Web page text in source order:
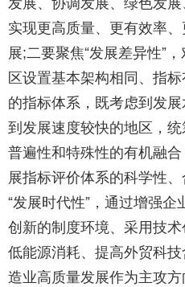
实现更高质量、更有效率
展;二要聚焦“发展差异性”
区设置基本架构相同、指
的指标体系，既考虑到发
到发展速度较快的地区，
普遍性和特殊性的有机融
展指标评价体系的科学性
“发展时代性”，通过增强
创新的制度环境、采用技
低能源消耗、提高外贸科
造业高质量发展作为主攻